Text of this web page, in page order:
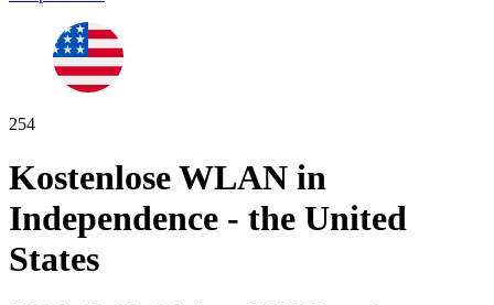
254
Kostenlose WLAN in
Independence - the United
States